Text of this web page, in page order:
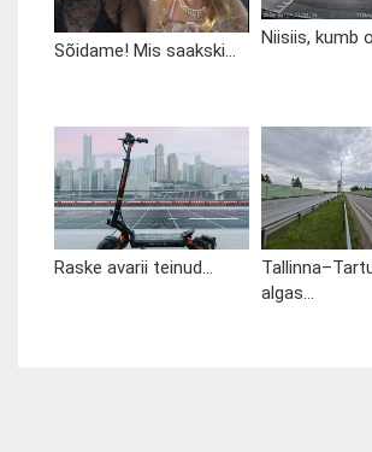
Sõidame! Mis saakski...
Niisiis, kumb
Raske avarii teinud...
algas...